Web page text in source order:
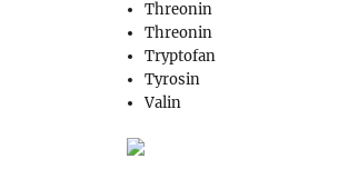
Threonin
Threonin
Tryptofan
Tyrosin
Valin